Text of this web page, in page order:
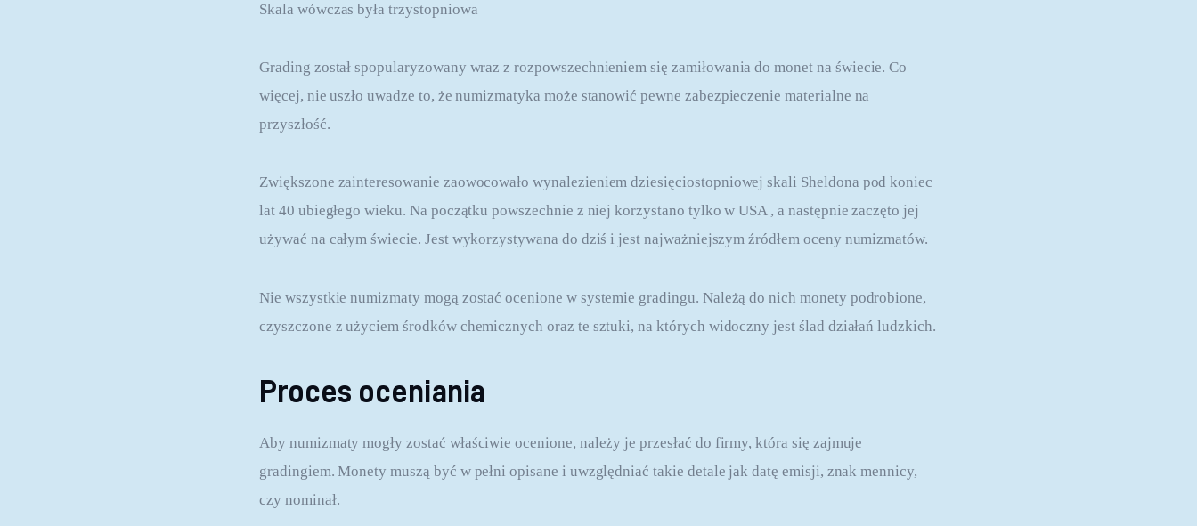
Skala wówczas była trzystopniowa
Grading został spopularyzowany wraz z rozpowszechnieniem się zamiłowania do monet na świecie. Co
więcej, nie uszło uwadze to, że numizmatyka może stanowić pewne zabezpieczenie materialne na
przyszłość.
Zwiększone zainteresowanie zaowocowało wynalezieniem dziesięciostopniowej skali Sheldona pod koniec
lat 40 ubiegłego wieku. Na początku powszechnie z niej korzystano tylko w USA , a następnie zaczęto jej
używać na całym świecie. Jest wykorzystywana do dziś i jest najważniejszym źródłem oceny numizmatów.
Nie wszystkie numizmaty mogą zostać ocenione w systemie gradingu. Należą do nich monety podrobione,
czyszczone z użyciem środków chemicznych oraz te sztuki, na których widoczny jest ślad działań ludzkich.
Proces oceniania
Aby numizmaty mogły zostać właściwie ocenione, należy je przesłać do firmy, która się zajmuje
gradingiem. Monety muszą być w pełni opisane i uwzględniać takie detale jak datę emisji, znak mennicy,
czy nominał.